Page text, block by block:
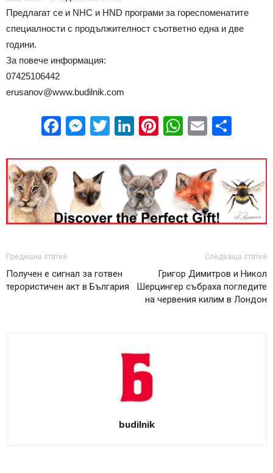
Предлагат се и NHC и HND програми за гореспоменатите
специалности с продължителност съответно една и две
години.
За повече информация:
07425106442
erusanov@www.budilnik.com
Facebook
Messenger
Twitter
LinkedIn
Pinterest
WhatsApp
Email
Предишна статия
Получен е сигнал за готвен
терористичен акт в България
Следваща статия
Григор Димитров и Никол
Шерцингер събраха погледите
на червения килим в Лондон
budilnik